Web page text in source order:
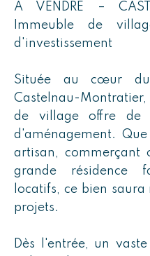
À VENDRE –
Immeuble de
d'investissement
Située au cœur
Castelnau-
de village offre de
d'aménagement.
artisan, commerçant
grande résidence
locatifs, ce bien
projets.
Dès l'entrée, un